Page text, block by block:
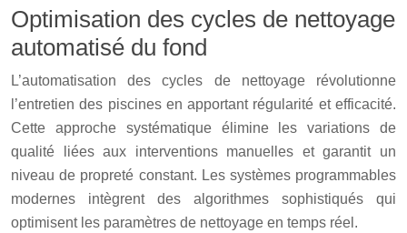
Optimisation des cycles de nettoyage
automatisé du fond
L’automatisation des cycles de nettoyage révolutionne
l’entretien des piscines en apportant régularité et efficacité.
Cette approche systématique élimine les variations de
qualité liées aux interventions manuelles et garantit un
niveau de propreté constant. Les systèmes programmables
modernes intègrent des algorithmes sophistiqués qui
optimisent les paramètres de nettoyage en temps réel.